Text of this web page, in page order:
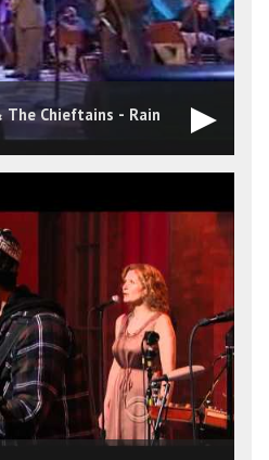
The Chieftains - Rain